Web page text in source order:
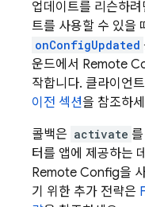
업데이트를 리슨하려
트를 사용할 수 있을
onConfigUpdated
운드에서 Remote
작합니다. 클라이언
이전 섹션을 참조하
콜백은 activate
터를 앱에 제공하는
Remote Config을
기 위한 추가 전략은